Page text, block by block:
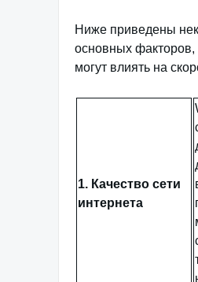
Ниже приведены
основных факторов,
могут влиять на
1. Качество сети
интернета